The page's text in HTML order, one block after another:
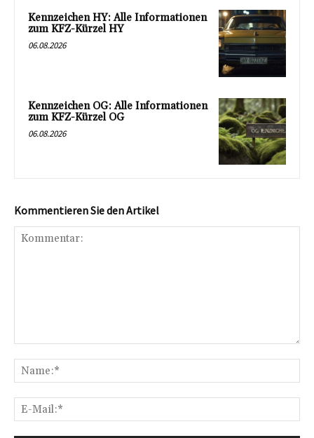
Kennzeichen HY: Alle Informationen
zum KFZ-Kürzel HY
06.08.2026
Kennzeichen OG: Alle Informationen
zum KFZ-Kürzel OG
06.08.2026
Kommentieren Sie den Artikel